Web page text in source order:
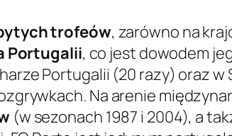
trofeów, zarówno na
Portugalii, co jest dowodem
Portugalii (20 razy) oraz
Na arenie
(w sezonach 1987 i 2004), a